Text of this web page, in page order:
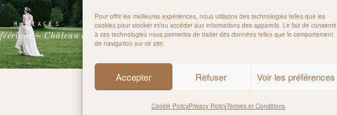
Pour offrir les meilleures expériences, nous utilisons des technologies telles que les
cookies pour stocker et/ou accéder aux informations des appareils. Le fait de consentir
à ces technologies nous permettra de traiter des données telles que le comportement
de navigation sur ce site.
Accepter Refuser Voir les préférences
Cookie PolicyPrivacy PolicyTermes et Conditions
MARIAGES
~ Château de sully